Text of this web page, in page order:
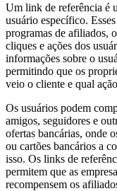
Um link de referência é
usuário específico.
programas de afiliados,
cliques e ações dos
informações sobre o
permitindo que os
veio o cliente e qual
Os usuários podem
amigos, seguidores e
ofertas bancárias, onde
ou cartões bancários a
isso. Os links de
permitem que as
recompensem os